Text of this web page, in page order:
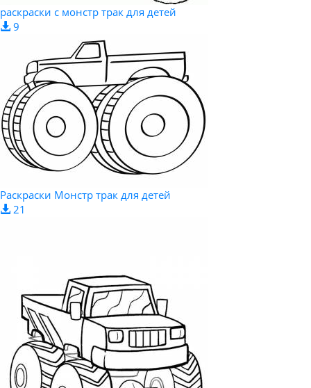
раскраски с монстр трак для детей
9
Раскраски Монстр трак для детей
21